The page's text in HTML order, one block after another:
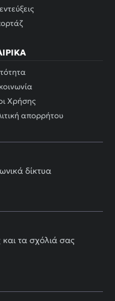
Χρήσης
απορρήτου
δίκτυα
και τα σχόλιά σας